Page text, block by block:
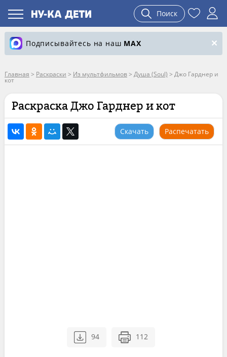
Поиск
Подписывайтесь на наш MAX
Главная > Раскраски > Из мультфильмов> Душа (Soul) > Джо Гарднер и
кот
Раскраска Джо Гарднер и кот
Скачать Распечатать
94 112